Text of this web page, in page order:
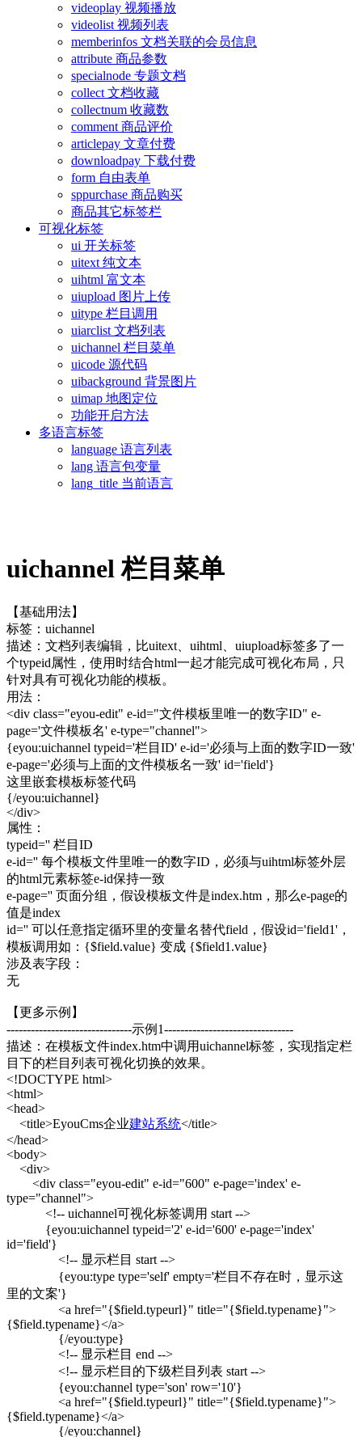
videoplay 视频播放
videolist 视频列表
memberinfos 文档关联的会员信息
attribute 商品参数
specialnode 专题文档
collect 文档收藏
collectnum 收藏数
comment 商品评价
articlepay 文章付费
downloadpay 下载付费
form 自由表单
sppurchase 商品购买
商品其它标签栏
可视化标签
ui 开关标签
uitext 纯文本
uihtml 富文本
uiupload 图片上传
uitype 栏目调用
uiarclist 文档列表
uichannel 栏目菜单
uicode 源代码
uibackground 背景图片
uimap 地图定位
功能开启方法
多语言标签
language 语言列表
lang 语言包变量
lang_title 当前语言
uichannel 栏目菜单
【基础用法】
标签：uichannel
描述：文档列表编辑，比uitext、uihtml、uiupload标签多了一
个typeid属性，使用时结合html一起才能完成可视化布局，只
针对具有可视化功能的模板。
用法：
<div class="eyou-edit" e-id="文件模板里唯一的数字ID" e-
page='文件模板名' e-type="channel">
{eyou:uichannel typeid='栏目ID' e-id='必须与上面的数字ID一致'
e-page='必须与上面的文件模板名一致' id='field'}
这里嵌套模板标签代码
{/eyou:uichannel}
</div>
属性：
typeid='' 栏目ID
e-id='' 每个模板文件里唯一的数字ID，必须与uihtml标签外层
的html元素标签e-id保持一致
e-page='' 页面分组，假设模板文件是index.htm，那么e-page的
值是index
id='' 可以任意指定循环里的变量名替代field，假设id='field1'，
模板调用如：{$field.value} 变成 {$field1.value}
涉及表字段：
无
【更多示例】
-------------------------------示例1--------------------------------
描述：在模板文件index.htm中调用uichannel标签，实现指定栏
目下的栏目列表可视化切换的效果。
<!DOCTYPE html>
<html>
<head>
<title>EyouCms企业建站系统</title>
</head>
<body>
<div>
<div class="eyou-edit" e-id="600" e-page='index' e-
type="channel">
<!-- uichannel可视化标签调用 start -->
{eyou:uichannel typeid='2' e-id='600' e-page='index'
id='field'}
<!-- 显示栏目 start -->
{eyou:type type='self' empty='栏目不存在时，显示这
里的文案'}
<a href="{$field.typeurl}" title="{$field.typename}">
{$field.typename}</a>
{/eyou:type}
<!-- 显示栏目 end -->
<!-- 显示栏目的下级栏目列表 start -->
{eyou:channel type='son' row='10'}
<a href="{$field.typeurl}" title="{$field.typename}">
{$field.typename}</a>
{/eyou:channel}